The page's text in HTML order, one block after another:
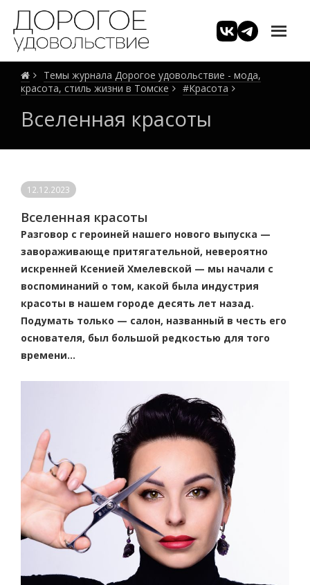
Темы журнала Дорогое удовольствие - мода,
красота, стиль жизни в Томске
#Красота
Вселенная красоты
12.12.2023
Вселенная красоты
Разговор с героиней нашего нового выпуска —
завораживающе притягательной, невероятно
искренней Ксенией Хмелевской — мы начали с
воспоминаний о том, какой была индустрия
красоты в нашем городе десять лет назад.
Подумать только — салон, названный в честь его
основателя, был большой редкостью для того
времени…